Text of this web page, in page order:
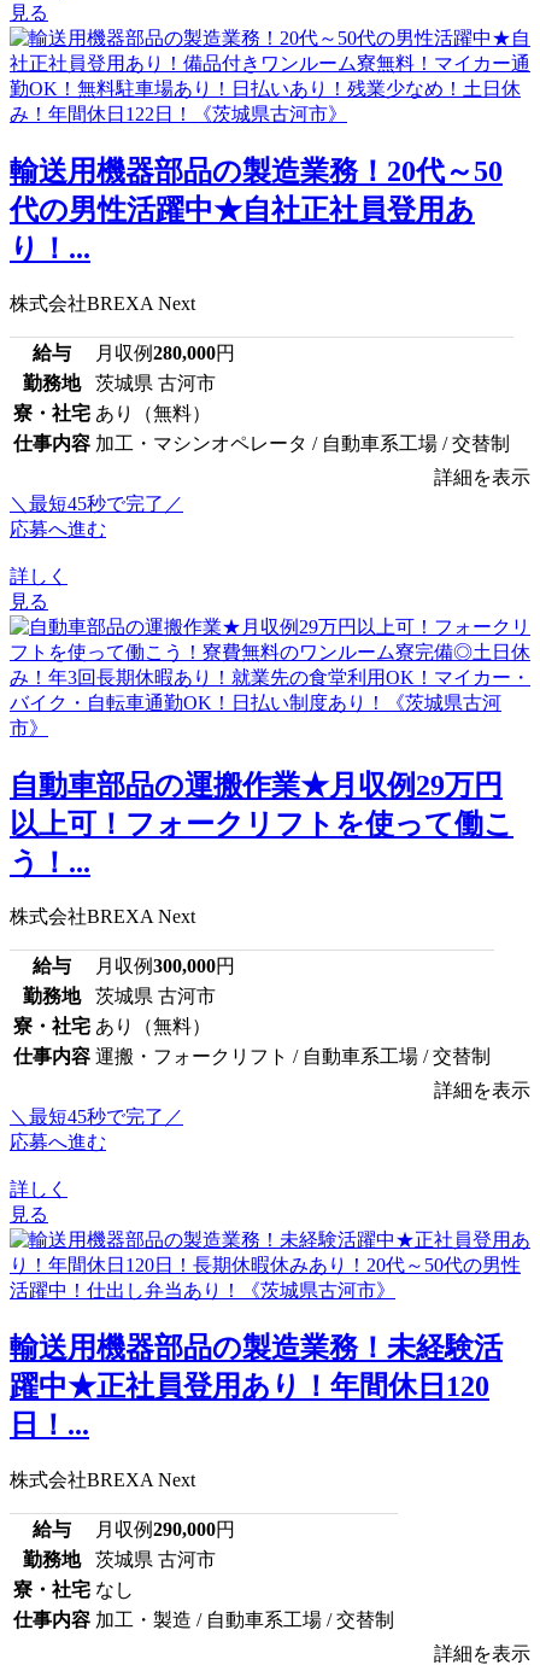
見る
輸送用機器部品の製造業務！20代～50
代の男性活躍中★自社正社員登用あ
り！...
株式会社BREXA Next
給与 月収例280,000円
勤務地
茨城県 古河市
寮・社宅 あり（無料）
仕事内容 加工・マシンオペレータ / 自動車系工場 / 交替制
詳細を表示
＼最短45秒で完了／
応募へ進む
詳しく
見る
自動車部品の運搬作業★月収例29万円
以上可！フォークリフトを使って働こ
う！...
株式会社BREXA Next
給与 月収例300,000円
勤務地
茨城県 古河市
寮・社宅 あり（無料）
仕事内容 運搬・フォークリフト / 自動車系工場 / 交替制
詳細を表示
＼最短45秒で完了／
応募へ進む
詳しく
見る
輸送用機器部品の製造業務！未経験活
躍中★正社員登用あり！年間休日120
日！...
株式会社BREXA Next
給与 月収例290,000円
勤務地
茨城県 古河市
寮・社宅 なし
仕事内容 加工・製造 / 自動車系工場 / 交替制
詳細を表示